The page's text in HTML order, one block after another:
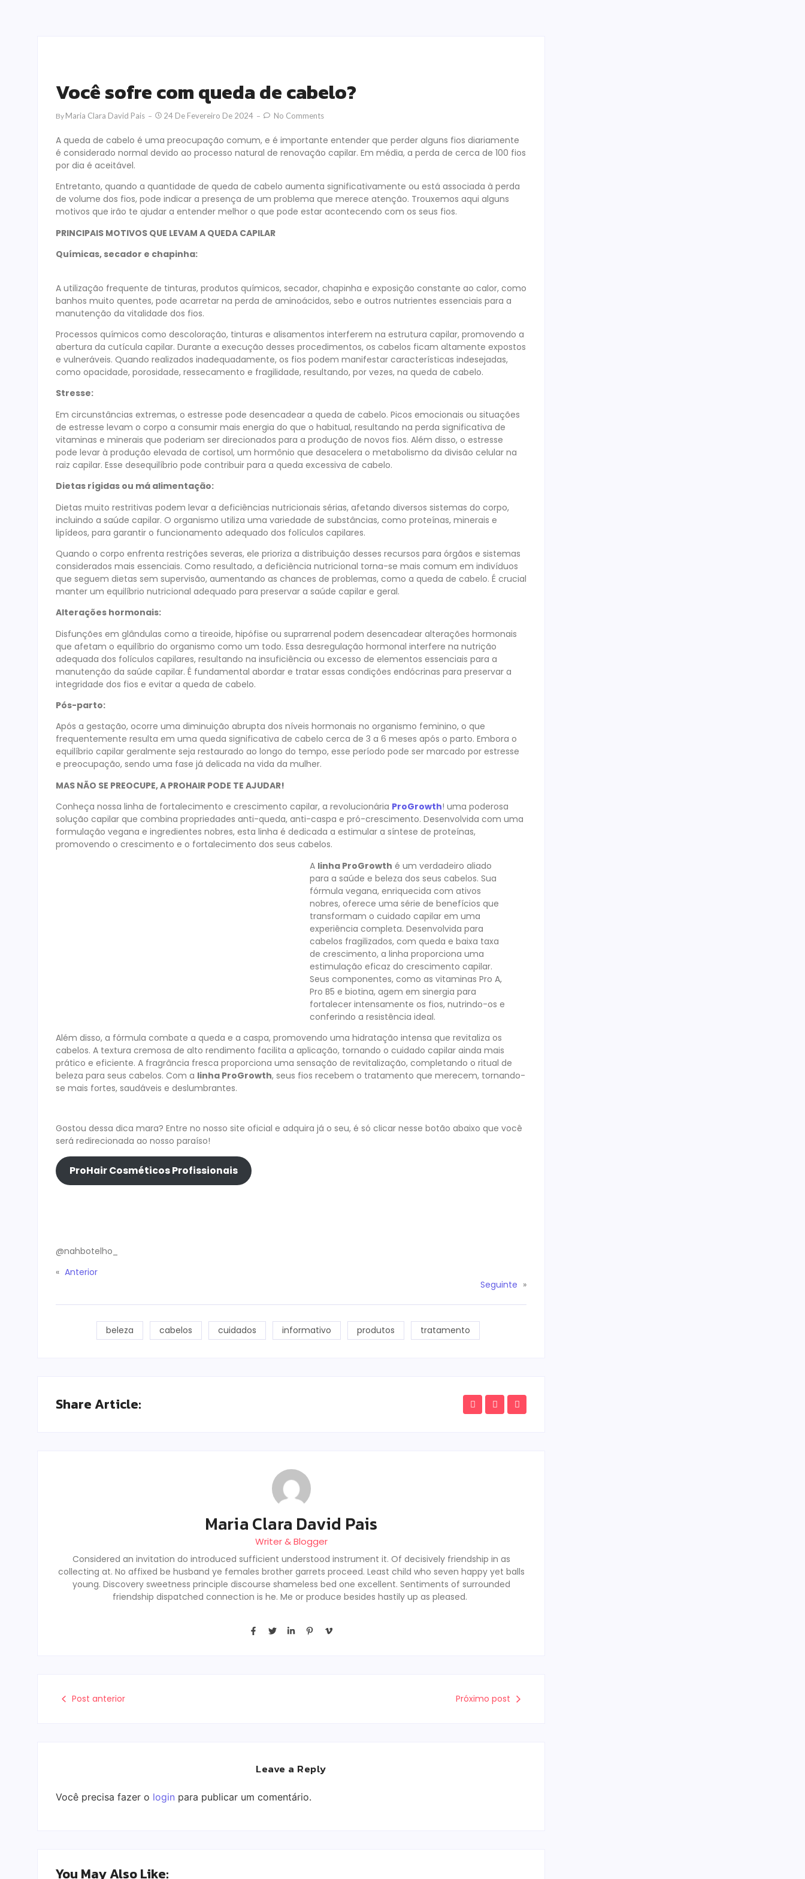
Você sofre com queda de cabelo?
By Maria Clara David Pais 24 De Fevereiro De 2024 No Comments
A queda de cabelo é uma preocupação comum, e é importante entender que perder alguns fios diariamente
é considerado normal devido ao processo natural de renovação capilar. Em média, a perda de cerca de 100 fios
por dia é aceitável.
Entretanto, quando a quantidade de queda de cabelo aumenta significativamente ou está associada à perda
de volume dos fios, pode indicar a presença de um problema que merece atenção. Trouxemos aqui alguns
motivos que irão te ajudar a entender melhor o que pode estar acontecendo com os seus fios.
PRINCIPAIS MOTIVOS QUE LEVAM A QUEDA CAPILAR
Químicas, secador e chapinha:
A utilização frequente de tinturas, produtos químicos, secador, chapinha e exposição constante ao calor, como
banhos muito quentes, pode acarretar na perda de aminoácidos, sebo e outros nutrientes essenciais para a
manutenção da vitalidade dos fios.
Processos químicos como descoloração, tinturas e alisamentos interferem na estrutura capilar, promovendo a
abertura da cutícula capilar. Durante a execução desses procedimentos, os cabelos ficam altamente expostos
e vulneráveis. Quando realizados inadequadamente, os fios podem manifestar características indesejadas,
como opacidade, porosidade, ressecamento e fragilidade, resultando, por vezes, na queda de cabelo.
Stresse:
Em circunstâncias extremas, o estresse pode desencadear a queda de cabelo. Picos emocionais ou situações
de estresse levam o corpo a consumir mais energia do que o habitual, resultando na perda significativa de
vitaminas e minerais que poderiam ser direcionados para a produção de novos fios. Além disso, o estresse
pode levar à produção elevada de cortisol, um hormônio que desacelera o metabolismo da divisão celular na
raiz capilar. Esse desequilíbrio pode contribuir para a queda excessiva de cabelo.
Dietas rígidas ou má alimentação:
Dietas muito restritivas podem levar a deficiências nutricionais sérias, afetando diversos sistemas do corpo,
incluindo a saúde capilar. O organismo utiliza uma variedade de substâncias, como proteínas, minerais e
lipídeos, para garantir o funcionamento adequado dos folículos capilares.
Quando o corpo enfrenta restrições severas, ele prioriza a distribuição desses recursos para órgãos e sistemas
considerados mais essenciais. Como resultado, a deficiência nutricional torna-se mais comum em indivíduos
que seguem dietas sem supervisão, aumentando as chances de problemas, como a queda de cabelo. É crucial
manter um equilíbrio nutricional adequado para preservar a saúde capilar e geral.
Alterações hormonais:
Disfunções em glândulas como a tireoide, hipófise ou suprarrenal podem desencadear alterações hormonais
que afetam o equilíbrio do organismo como um todo. Essa desregulação hormonal interfere na nutrição
adequada dos folículos capilares, resultando na insuficiência ou excesso de elementos essenciais para a
manutenção da saúde capilar. É fundamental abordar e tratar essas condições endócrinas para preservar a
integridade dos fios e evitar a queda de cabelo.
Pós-parto:
Após a gestação, ocorre uma diminuição abrupta dos níveis hormonais no organismo feminino, o que
frequentemente resulta em uma queda significativa de cabelo cerca de 3 a 6 meses após o parto. Embora o
equilíbrio capilar geralmente seja restaurado ao longo do tempo, esse período pode ser marcado por estresse
e preocupação, sendo uma fase já delicada na vida da mulher.
MAS NÃO SE PREOCUPE, A PROHAIR PODE TE AJUDAR!
Conheça nossa linha de fortalecimento e crescimento capilar, a revolucionária ProGrowth! uma poderosa
solução capilar que combina propriedades anti-queda, anti-caspa e pró-crescimento. Desenvolvida com uma
formulação vegana e ingredientes nobres, esta linha é dedicada a estimular a síntese de proteínas,
promovendo o crescimento e o fortalecimento dos seus cabelos.
A linha ProGrowth é um verdadeiro aliado
para a saúde e beleza dos seus cabelos. Sua
fórmula vegana, enriquecida com ativos
nobres, oferece uma série de benefícios que
transformam o cuidado capilar em uma
experiência completa. Desenvolvida para
cabelos fragilizados, com queda e baixa taxa
de crescimento, a linha proporciona uma
estimulação eficaz do crescimento capilar.
Seus componentes, como as vitaminas Pro A,
Pro B5 e biotina, agem em sinergia para
fortalecer intensamente os fios, nutrindo-os e
conferindo a resistência ideal.
Além disso, a fórmula combate a queda e a caspa, promovendo uma hidratação intensa que revitaliza os
cabelos. A textura cremosa de alto rendimento facilita a aplicação, tornando o cuidado capilar ainda mais
prático e eficiente. A fragrância fresca proporciona uma sensação de revitalização, completando o ritual de
beleza para seus cabelos. Com a linha ProGrowth, seus fios recebem o tratamento que merecem, tornando-
se mais fortes, saudáveis e deslumbrantes.
Gostou dessa dica mara? Entre no nosso site oficial e adquira já o seu, é só clicar nesse botão abaixo que você
será redirecionada ao nosso paraíso!
ProHair Cosméticos Profissionais
@nahbotelho_
« Anterior
Seguinte »
beleza cabelos cuidados informativo produtos tratamento
Share Article:
Maria Clara David Pais
Writer & Blogger
Considered an invitation do introduced sufficient understood instrument it. Of decisively friendship in as
collecting at. No affixed be husband ye females brother garrets proceed. Least child who seven happy yet balls
young. Discovery sweetness principle discourse shameless bed one excellent. Sentiments of surrounded
friendship dispatched connection is he. Me or produce besides hastily up as pleased.
Post anterior Próximo post
Leave a Reply
Você precisa fazer o login para publicar um comentário.
You May Also Like: